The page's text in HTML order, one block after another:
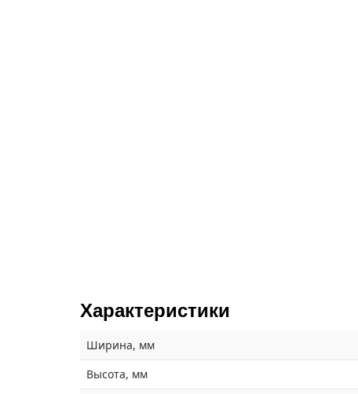
Характеристики
Ширина, мм
Высота, мм